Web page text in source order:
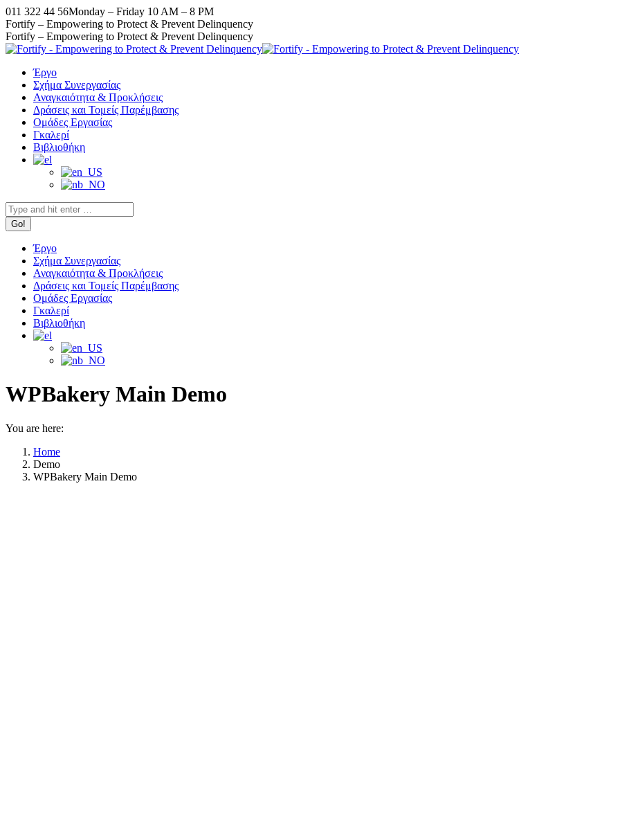
Skip
to
content
011 322 44 56Monday – Friday 10 AM – 8 PM
Facebook
page
opens
new
window
X
page
opens
new
window
Instagram
page
opens
new
window
YouTube
page
opens
new
window
Fortify – Empowering to Protect & Prevent Delinquency
Fortify – Empowering to Protect & Prevent Delinquency
Έργο
Σχήμα Συνεργασίας
Αναγκαιότητα & Προκλήσεις
Δράσεις και Τομείς Παρέμβασης
Ομάδες Εργασίας
Γκαλερί
Βιβλιοθήκη
Search:
Έργο
Σχήμα Συνεργασίας
Αναγκαιότητα & Προκλήσεις
Δράσεις και Τομείς Παρέμβασης
Ομάδες Εργασίας
Γκαλερί
Βιβλιοθήκη
WPBakery Main Demo
You are here:
Home
Demo
WPBakery Main Demo